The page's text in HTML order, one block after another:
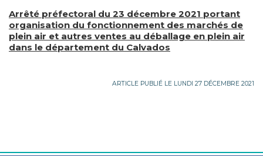
Arrêté préfectoral du 23 décembre 2021 portant
organisation du fonctionnement des marchés de
plein air et autres ventes au déballage en plein air
dans le département du Calvados
ARTICLE PUBLIÉ LE LUNDI 27 DÉCEMBRE 2021